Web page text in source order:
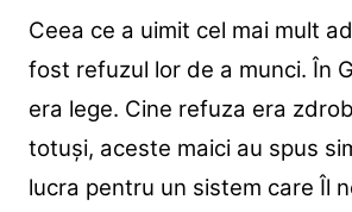
Ceea ce a uimit cel mai mult
fost refuzul lor de a munci. În
era lege. Cine refuza era
totuși, aceste maici au spus
lucra pentru un sistem care Îl